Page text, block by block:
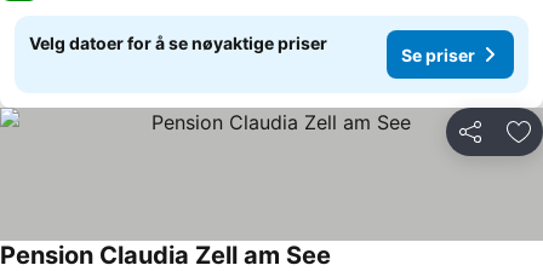
Velg datoer for å se nøyaktige priser
Se priser
Del
Pension Claudia Zell am See